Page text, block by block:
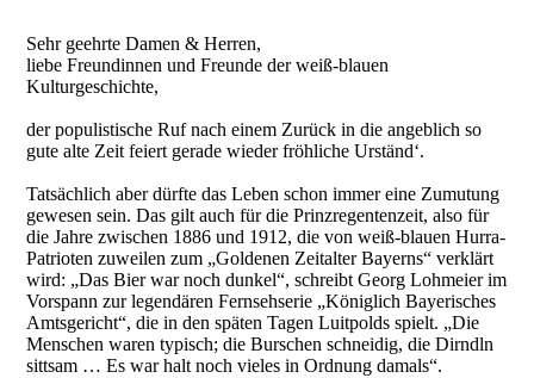
Sehr geehrte Damen & Herren,
liebe Freundinnen und Freunde der weiß-blauen
Kulturgeschichte,
der populistische Ruf nach einem Zurück in die angeblich so
gute alte Zeit feiert gerade wieder fröhliche Urständ‘.
Tatsächlich aber dürfte das Leben schon immer eine Zumutung
gewesen sein. Das gilt auch für die Prinzregentenzeit, also für
die Jahre zwischen 1886 und 1912, die von weiß-blauen Hurra-
Patrioten zuweilen zum „Goldenen Zeitalter Bayerns“ verklärt
wird: „Das Bier war noch dunkel“, schreibt Georg Lohmeier im
Vorspann zur legendären Fernsehserie „Königlich Bayerisches
Amtsgericht“, die in den späten Tagen Luitpolds spielt. „Die
Menschen waren typisch; die Burschen schneidig, die Dirndln
sittsam … Es war halt noch vieles in Ordnung damals“.